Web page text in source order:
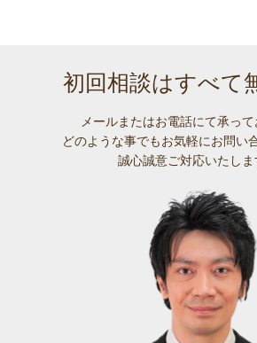
初回相談はすべて
メールまたはお電話にて承って
どのような事でもお気軽にお問い
誠心誠意ご対応いたしま